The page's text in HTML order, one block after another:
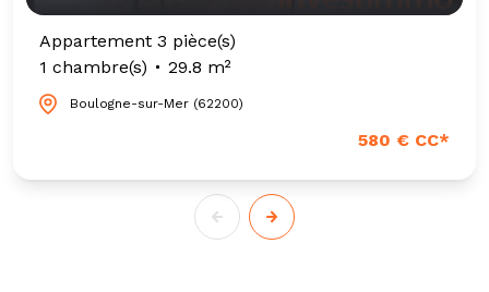
Appartement 3 pièce(s)
1 chambre(s)
29.8 m²
Boulogne-sur-Mer (62200)
580 € CC*